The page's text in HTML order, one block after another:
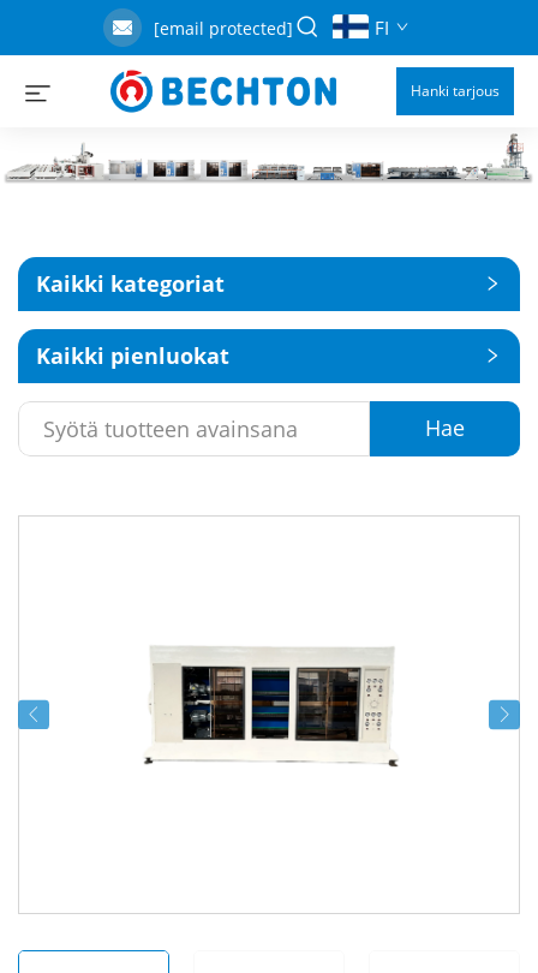
[email protected] FI
Hanki tarjous
Kaikki kategoriat
Kaikki pienluokat
Hae